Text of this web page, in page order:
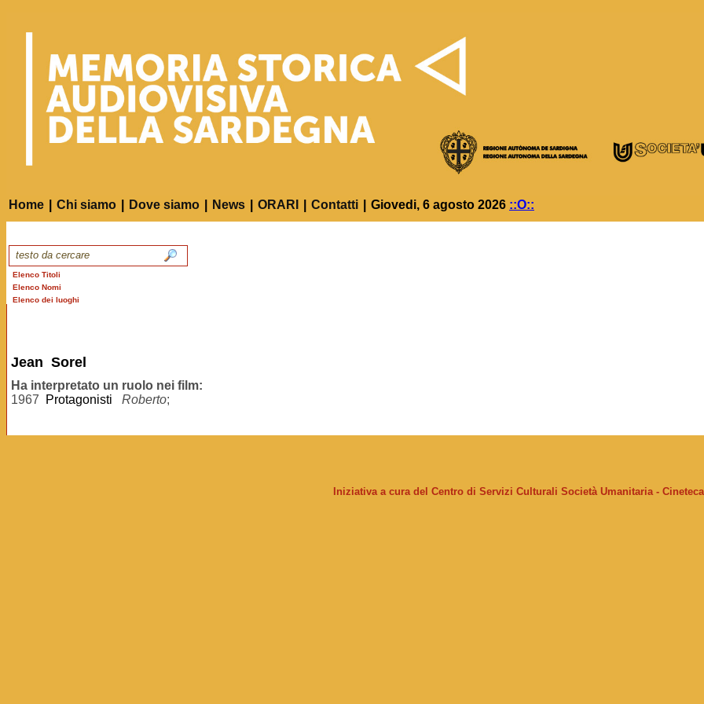
Home Chi siamo Dove siamo News ORARI Contatti Giovedi, 6 agosto 2026 ::O::
Elenco Titoli
Elenco Nomi
Elenco dei luoghi
Jean Sorel
Ha interpretato un ruolo nei film:
1967
Protagonisti Roberto;
Iniziativa a cura del Centro di Servizi Culturali Società Umanitaria -